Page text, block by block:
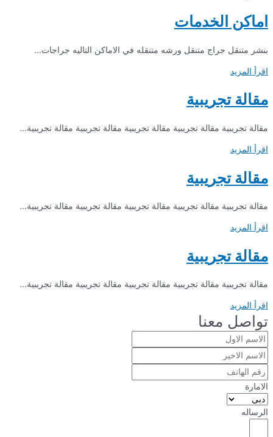
اماكن الخدمات
بنشر متنقل جراج متنقل ورشه متنقله في الاماكن التاليه جراجات...
اقرأ المزيد
مقالة تجريبية
مقالة تجريبية مقالة تجريبية مقالة تجريبية مقالة تجريبية مقالة تجريبية...
اقرأ المزيد
مقالة تجريبية
مقالة تجريبية مقالة تجريبية مقالة تجريبية مقالة تجريبية مقالة تجريبية...
اقرأ المزيد
مقالة تجريبية
مقالة تجريبية مقالة تجريبية مقالة تجريبية مقالة تجريبية مقالة تجريبية...
اقرأ المزيد
تواصل معنا
الامارة
الرساله